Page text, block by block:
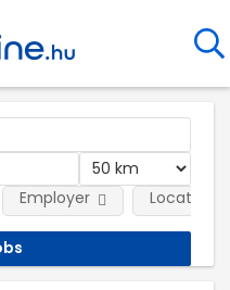
Employer Location